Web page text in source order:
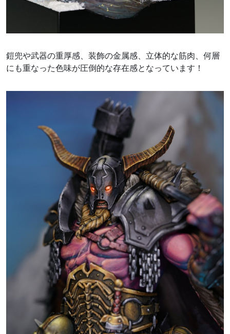
鎧兜や武器の重厚感、装飾の金属感、立体的な筋肉、何層
にも重なった色味が圧倒的な存在感となっています！